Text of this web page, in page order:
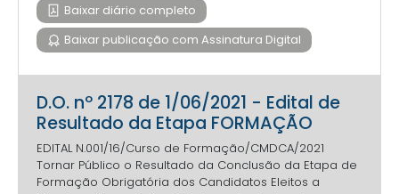
Baixar diário completo
Baixar publicação com Assinatura Digital
D.O. nº 2178 de 1/06/2021 - Edital de
Resultado da Etapa FORMAÇÃO
EDITAL N.001/16/Curso de Formação/CMDCA/2021
Tornar Público o Resultado da Conclusão da Etapa de
Formação Obrigatória dos Candidatos Eleitos a